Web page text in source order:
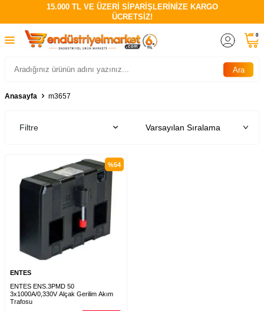
15.000 TL VE ÜZERİ SİPARİŞLERİNİZE KARGO
ÜCRETSİZ!
Ara
0
Anasayfa m3657
Filtre
%54
ENTES
ENTES ENS.3PMD 50
3x1000A/0,330V Alçak Gerilim Akım
Trafosu